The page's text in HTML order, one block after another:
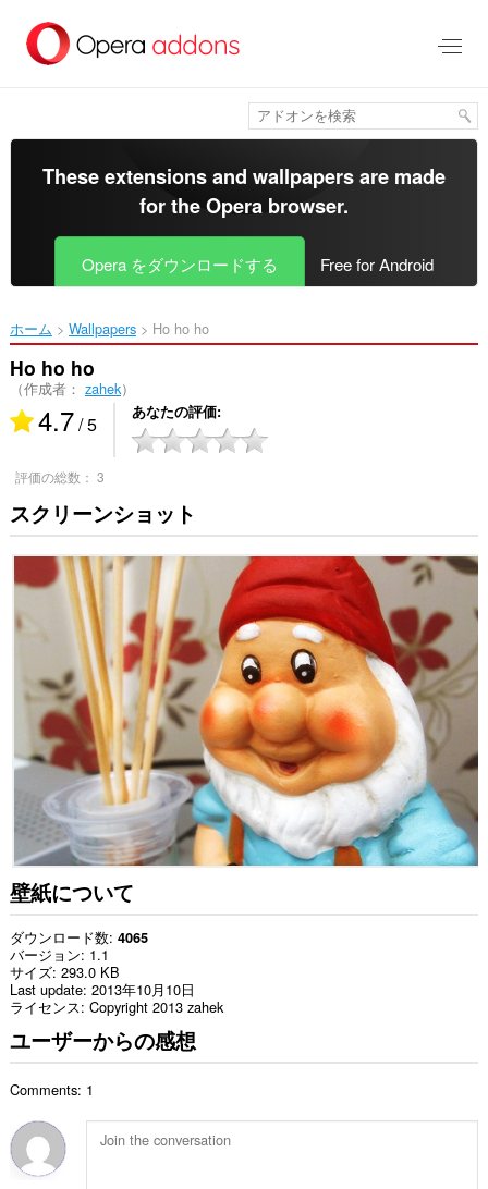
メ
ツ
移
動
These extensions and wallpapers are made
for theOpera browser.
Opera をダウンロードする Free for Android
ホーム Wallpapers Ho ho ho‎
Ho ho ho
（作成者： zahek）
4.7/ 5 あなたの評価
評価の総数： 3
スクリーンショット
壁紙について
ダウンロード数 4065
バージョン 1.1
サイズ 293.0 KB
Last update 2013年10月10日
ライセンス Copyright 2013 zahek
ユーザーからの感想
Comments: 1